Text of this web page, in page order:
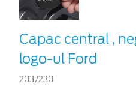
Capac central ,
logo-ul Ford
2037230